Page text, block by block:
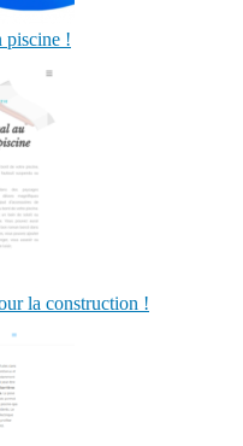
piscine !
la construction !